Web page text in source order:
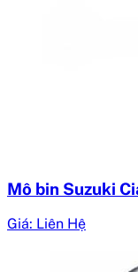
Mô bin Suzuki
Giá: Liên Hệ